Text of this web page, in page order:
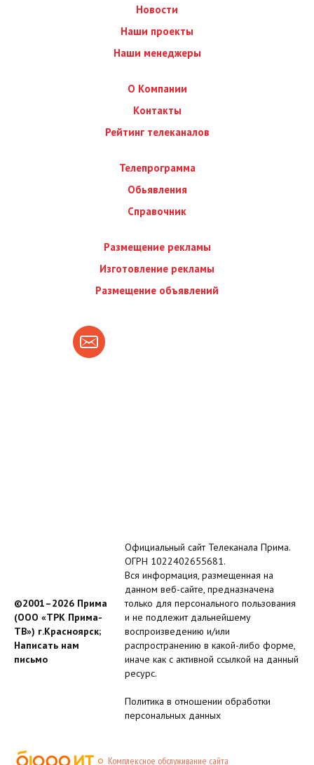
Новости
Наши проекты
Наши менеджеры
О Компании
Контакты
Рейтинг телеканалов
Телепрограмма
Обьявления
Справочник
Размещение рекламы
Изготовление рекламы
Размещение объявлений
©2001–2026 Прима
(ООО «ТРК Прима-
ТВ») г.Красноярск;
Написать нам
письмо
Официальный сайт Телеканала Прима.
ОГРН 1022402655681.
Вся информация, размещенная на
данном веб-сайте, предназначена
только для персонального пользования
и не подлежит дальнейшему
воспроизведению и/или
распространению в какой-либо форме,
иначе как с активной ссылкой на данный
ресурс.
Политика в отношении обработки
персональных данных
Комплексное обслуживание сайта